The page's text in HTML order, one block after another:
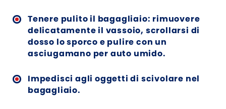
Tenere pulito il bagagliaio: rimuovere
delicatamente il vassoio, scrollarsi di
dosso lo sporco e pulire con un
asciugamano per auto umido.
Impedisci agli oggetti di scivolare nel
bagagliaio.